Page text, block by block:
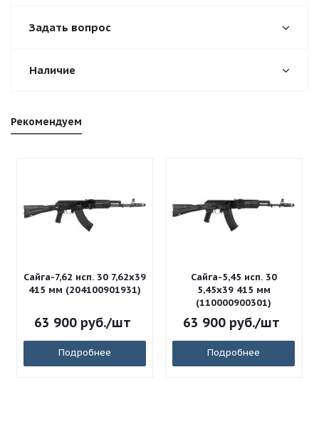
Задать вопрос
Наличие
Рекомендуем
Сайга-7,62 исп. 30 7,62x39
415 мм (204100901931)
63 900руб./шт
Подробнее
Сайга-5,45 исп. 30
5,45x39 415 мм
(110000900301)
63 900руб./шт
Подробнее